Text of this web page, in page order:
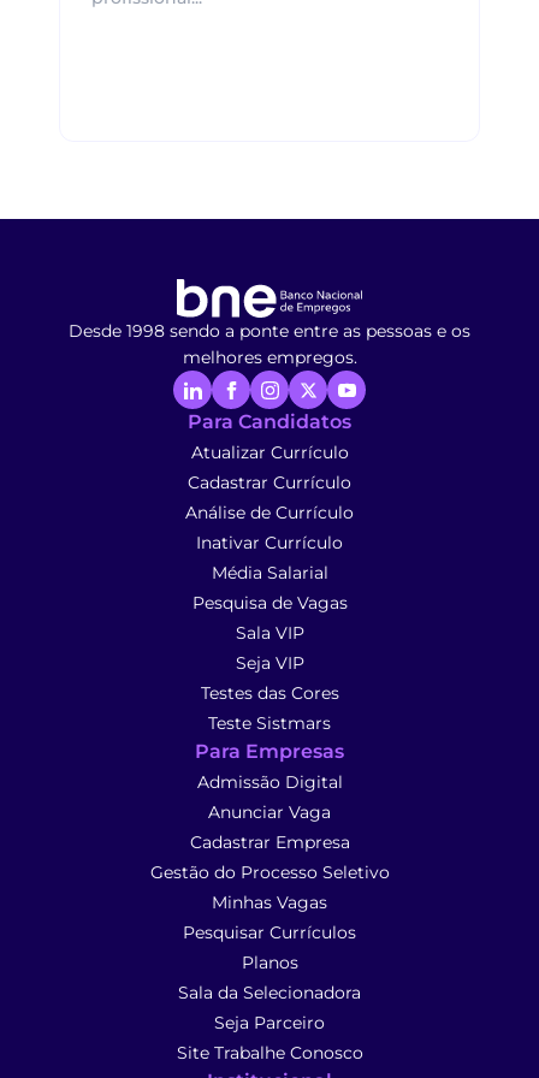
Desde 1998 sendo a ponte entre as pessoas e os
melhores empregos.
Para Candidatos
Atualizar Currículo
Cadastrar Currículo
Análise de Currículo
Inativar Currículo
Média Salarial
Pesquisa de Vagas
Sala VIP
Seja VIP
Testes das Cores
Teste Sistmars
Para Empresas
Admissão Digital
Anunciar Vaga
Cadastrar Empresa
Gestão do Processo Seletivo
Minhas Vagas
Pesquisar Currículos
Planos
Sala da Selecionadora
Seja Parceiro
Site Trabalhe Conosco